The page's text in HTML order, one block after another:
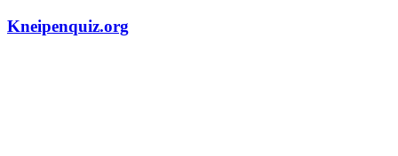
Zum
Kneipenquiz.org